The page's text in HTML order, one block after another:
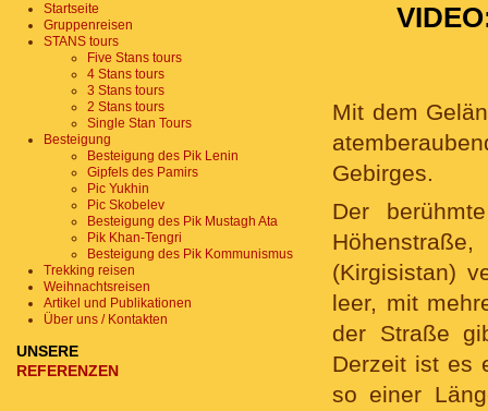
Mit dem
Gebirges.
Der
(Kirgisistan)
leer, mit
der Straße
Derzeit ist es
so einer
Startseite
Gruppenreisen
STANS tours
Five Stans tours
4 Stans tours
3 Stans tours
2 Stans tours
Single Stan Tours
Besteigung
Besteigung des Pik Lenin
Gipfels des Pamirs
Pic Yukhin
Pic Skobelev
Besteigung des Pik Mustagh Ata
Pik Khan-Tengri
Besteigung des Pik Kommunismus
Trekking reisen
Weihnachtsreisen
Artikel und Publikationen
Über uns / Kontakten
UNSERE
REFERENZEN